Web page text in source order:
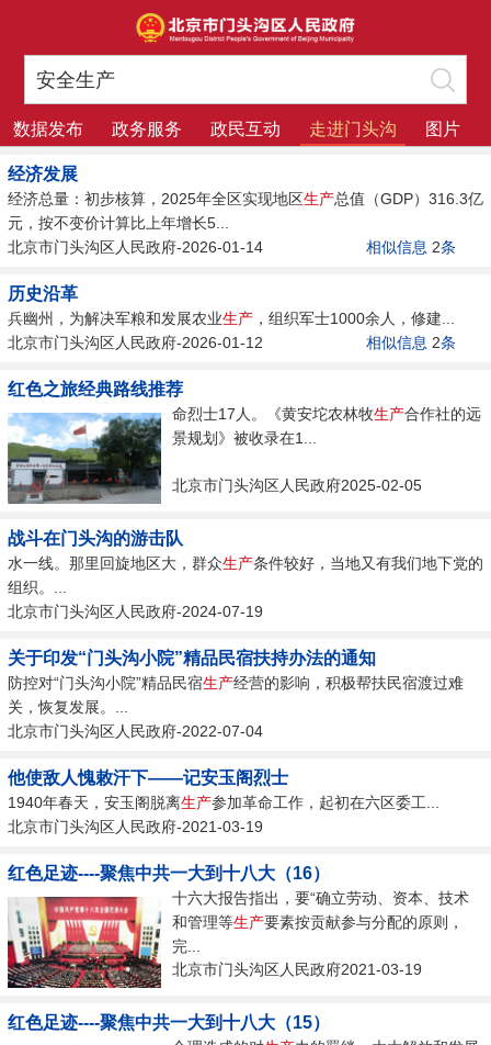
数据发布 政务服务 政民互动 走进门头沟 图片
经济发展
经济总量：初步核算，2025年全区实现地区生产总值（GDP）316.3亿
元，按不变价计算比上年增长5...
北京市门头沟区人民政府-2026-01-14
相似信息 2条
历史沿革
兵幽州，为解决军粮和发展农业生产 ，组织军士1000余人，修建...
北京市门头沟区人民政府-2026-01-12
相似信息 2条
红色之旅经典路线推荐
命烈士17人。《黄安坨农林牧生产合作社的远
景规划》被收录在1...
北京市门头沟区人民政府2025-02-05
战斗在门头沟的游击队
水一线。那里回旋地区大，群众生产条件较好，当地又有我们地下党的
组织。...
北京市门头沟区人民政府-2024-07-19
关于印发“门头沟小院”精品民宿扶持办法的通知
防控对“门头沟小院”精品民宿生产经营的影响，积极帮扶民宿渡过难
关，恢复发展。...
北京市门头沟区人民政府-2022-07-04
他使敌人愧敕汗下——记安玉阁烈士
1940年春天，安玉阁脱离生产参加革命工作，起初在六区委工...
北京市门头沟区人民政府-2021-03-19
红色足迹----聚焦中共一大到十八大（16）
十六大报告指出，要“确立劳动、资本、技术
和管理等生产要素按贡献参与分配的原则，
完...
北京市门头沟区人民政府2021-03-19
红色足迹----聚焦中共一大到十八大（15）